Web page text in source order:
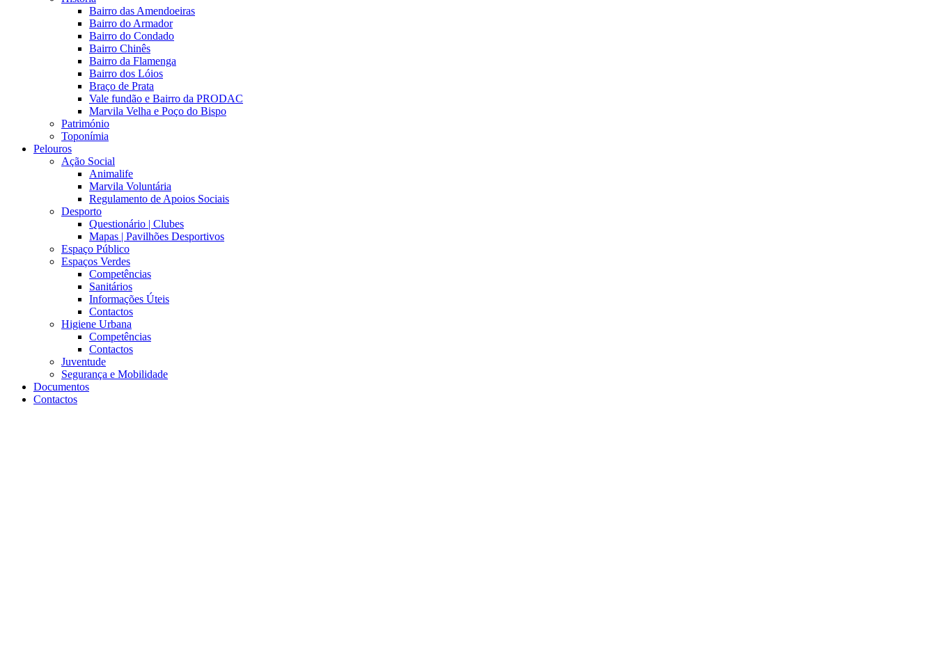
Bairro das Amendoeiras
Bairro do Armador
Bairro do Condado
Bairro Chinês
Bairro da Flamenga
Bairro dos Lóios
Braço de Prata
Vale fundão e Bairro da PRODAC
Marvila Velha e Poço do Bispo
Património
Toponímia
Pelouros
Ação Social
Animalife
Marvila Voluntária
Regulamento de Apoios Sociais
Desporto
Questionário | Clubes
Mapas | Pavilhões Desportivos
Espaço Público
Espaços Verdes
Competências
Sanitários
Informações Úteis
Contactos
Higiene Urbana
Competências
Contactos
Juventude
Segurança e Mobilidade
Documentos
Contactos